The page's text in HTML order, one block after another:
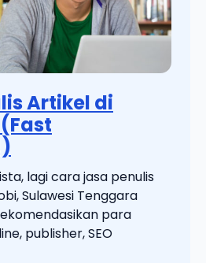
Artikel di
lagi cara jasa penulis
Sulawesi Tenggara
para
publisher, SEO